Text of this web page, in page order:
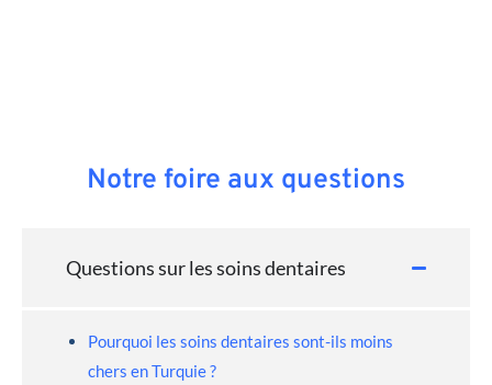
Notre foire aux questions
Questions sur les soins dentaires
Pourquoi les soins dentaires sont-ils moins
chers en Turquie ?